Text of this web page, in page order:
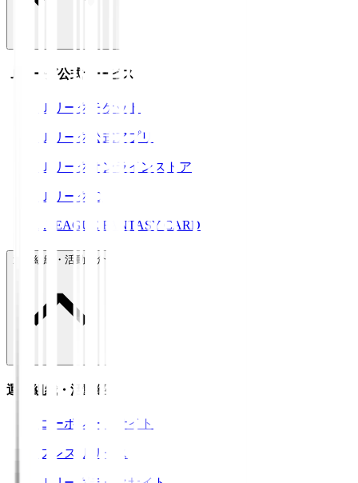
Ｊリーグ公式サービス
Ｊリーグチケット
Ｊリーグ公式アプリ
Ｊリーグオンラインストア
ＪリーグID
J.LEAGUE FANTASY CARD
運営組織・活動紹介
運営組織・活動紹介
コーポレートサイト
プレスリリース